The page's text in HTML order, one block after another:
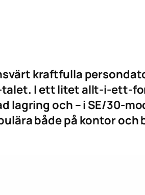
kraftfulla
I ett litet allt-i-ett-
och – i SE/30-
både på kontor och